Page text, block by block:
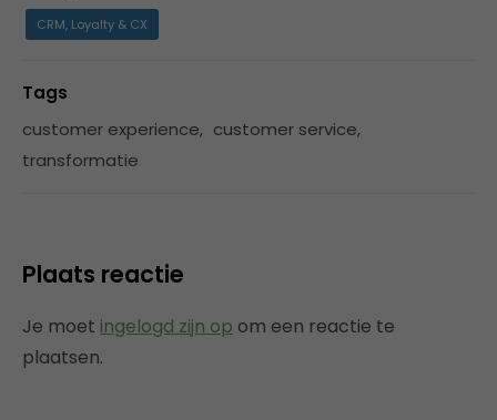
CRM, Loyalty & CX
Tags
customer experience, customer service,
transformatie
Plaats reactie
Je moet ingelogd zijn op om een reactie te
plaatsen.